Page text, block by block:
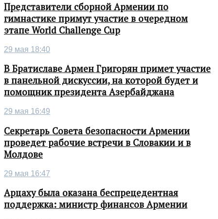
Представители сборной Армении по
гимнастике примут участие в очередном
этапе World Challenge Cup
29 мая 18:40
В Братиславе Армен Григорян примет участие
в панельной дискуссии, на которой будет и
помощник президента Азербайджана
29 мая 16:49
Секретарь Совета безопасности Армении
проведет рабочие встречи в Словакии и в
Молдове
29 мая 16:47
Арцаху была оказана беспрецедентная
поддержка: министр финансов Армении